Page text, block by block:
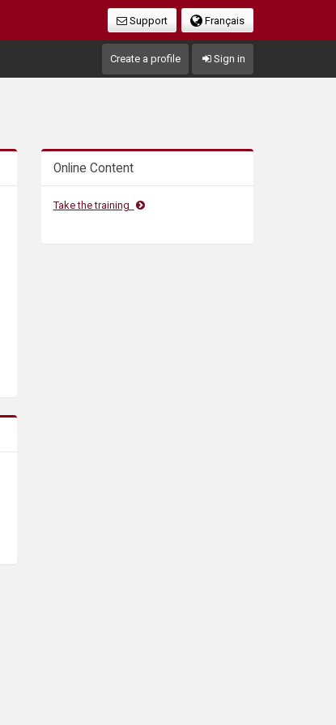
Français
Support
Create a profile Sign in
Online Content
Take the training